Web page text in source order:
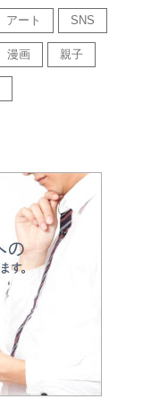
アート SNS
漫画 親子